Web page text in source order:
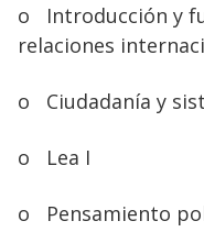
o
Introducción y
relaciones
o Ciudadanía y
o Lea I
o Pensamiento